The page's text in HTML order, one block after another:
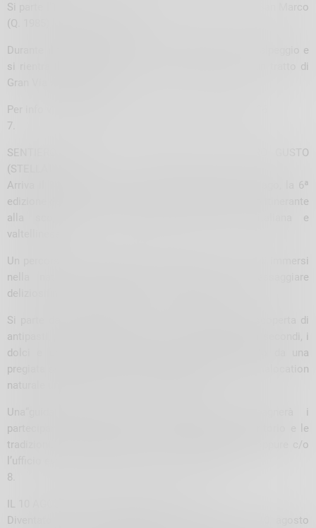
Si parte l’11 luglio a piedi da Albaredo verso il passo San Marco
(Q. 1985) lungo la via Priula.
Durante il tragitto esercitazione di caseificazione in alpeggio e
si rientra il giorno seguente 12 luglio percorrendo un tratto di
Gran Via delle Orobie.
Per info
7.
SENTIERO GOURMET: A LIVIGNO 5 KM DI PURO GUSTO
(STELLATO)
Arriva il 14 luglio a Livigno, nell’area dellaAlpe del Vago, la 6ª
edizione del Sentiero Gourmet, l’evento gastronomico itinerante
alla scoperta delle eccellenze della cucina italiana e
valtellinese.
Un percorso gourmet di ben 5km, da percorrere a piedi immersi
nella natura e attraverso 5 stazioni in cui assaggiare
deliziosifinger food gourmet ideati da 5 chef stellati.
Si parte dal Parcheggio P9 e ci si incammina alla scoperta di
antipasti, per poi passare ai primi, i piatti di mezzo, i secondi, i
dolci e una scelta di caffè, il tutto accompagnato da una
pregiata selezione di vini valtellinesi ed immersi in unalocation
naturale unicae allestita nei minimi dettagli.
Una“guida esperta”in abiti tradizionali accompagnerà i
partecipanti alle diverse stazioni e racconterà il territorio e le
tradizioni. È possibile acquistare il biglietto online oppure c/o
l’ufficio eventi di Apt Livigno, in via Saroch 1098a.
8.
IL 10 AGOSTO TORNA CALICI DI STELLE
Diventato ormai un appuntamento imperdibile, il 10 agosto